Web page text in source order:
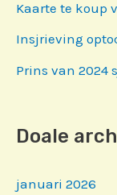
Kaarte te koup
Insjrieving
Prins van 2024
Doale
januari 2026